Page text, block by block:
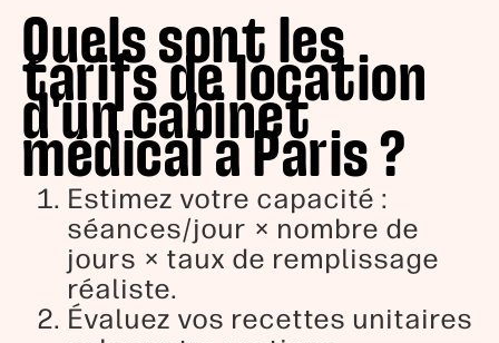
Quels sont les
tarifs de location
d'un cabinet
médical a Paris ?
Estimez votre capacité :
séances/jour × nombre de
jours × taux de remplissage
réaliste.
Évaluez vos recettes unitaires